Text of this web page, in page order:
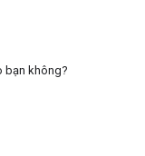
bạn không?